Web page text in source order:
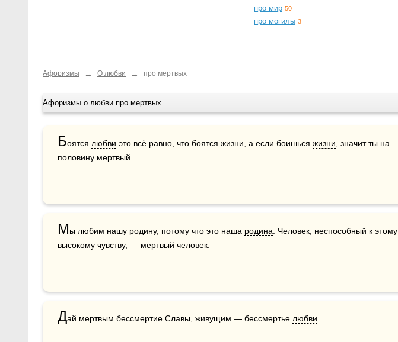
про мир 50
про могилы 3
Афоризмы → О любви → про мертвых
Афоризмы о любви про мертвых
Боятся любви это всё равно, что боятся жизни, а если боишься жизни , значит ты на
половину мертвый.
Мы любим нашу родину, потому что это наша родина . Человек, неспособный к этому
высокому чувству, — мертвый человек.
Дай мертвым бессмертие Славы, живущим — бессмертье любви